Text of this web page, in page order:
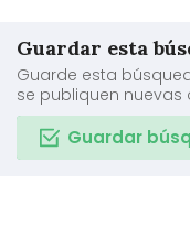
Guardar esta
Guarde esta
se publiquen nuevas
Guardar